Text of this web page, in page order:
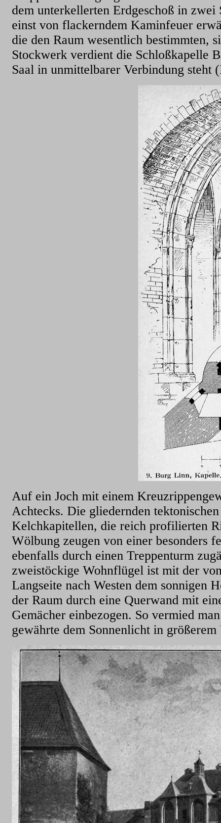
dem unterkellerten Erdgeschoß in zwei
einst von flackerndem Kaminfeuer
die den Raum wesentlich bestimmten,
Stockwerk verdient die Schloßkapelle
Saal in unmittelbarer Verbindung steht
Auf ein Joch mit einem
Achtecks. Die gliedernden
Kelchkapitellen, die reich profilierten
Wölbung zeugen von einer besonders
ebenfalls durch einen Treppenturm
zweistöckige Wohnflügel ist mit der
Langseite nach Westen dem sonnigen
der Raum durch eine Querwand mit
Gemächer einbezogen. So vermied
gewährte dem Sonnenlicht in